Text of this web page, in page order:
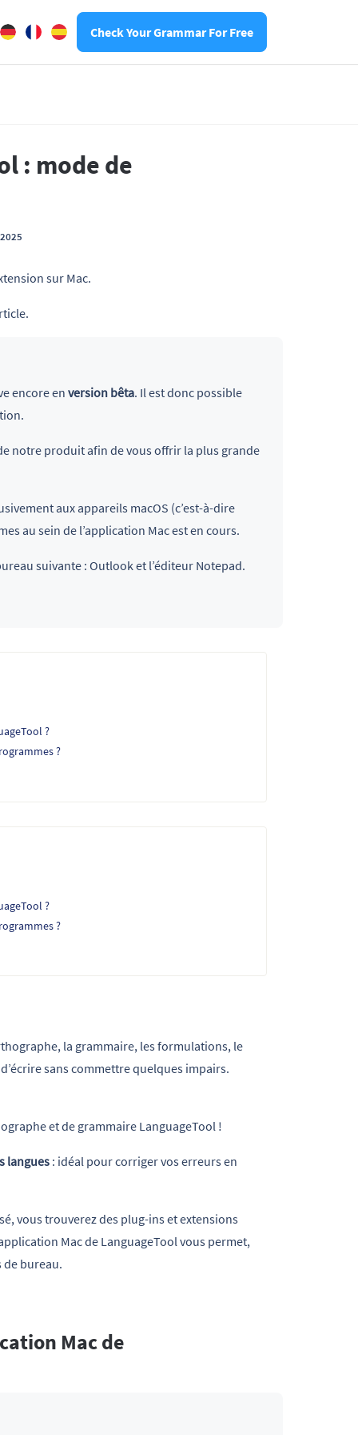
Check Your Grammar For Free
: mode de
sur Mac.
encore en version bêta. Il est donc possible
notre produit afin de vous offrir la plus grande
aux appareils macOS (c’est-à-dire
au sein de l’application Mac est en cours.
suivante : Outlook et l’éditeur Notepad.
?
?
?
?
la grammaire, les formulations, le
sans commettre quelques impairs.
et de grammaire LanguageTool !
langues : idéal pour corriger vos erreurs en
vous trouverez des plug-ins et extensions
Mac de LanguageTool vous permet,
de bureau.
Mac de